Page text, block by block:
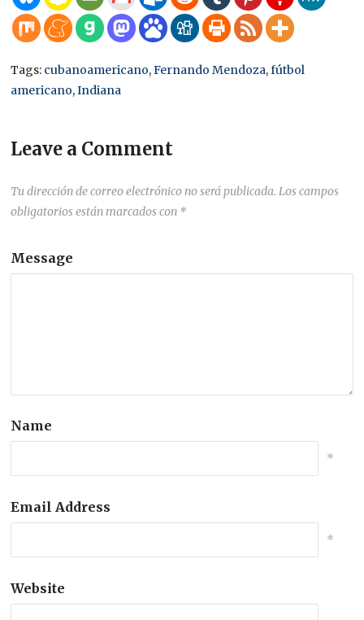
Tags: cubanoamericano,Fernando Mendoza,fútbol
americano,Indiana
Leave a Comment
Tu dirección de correo electrónico no será publicada. Los campos
obligatorios están marcados con *
Message
Name
*
Email Address
*
Website